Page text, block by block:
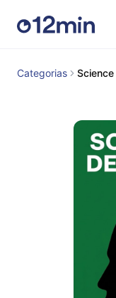
Categorias Science